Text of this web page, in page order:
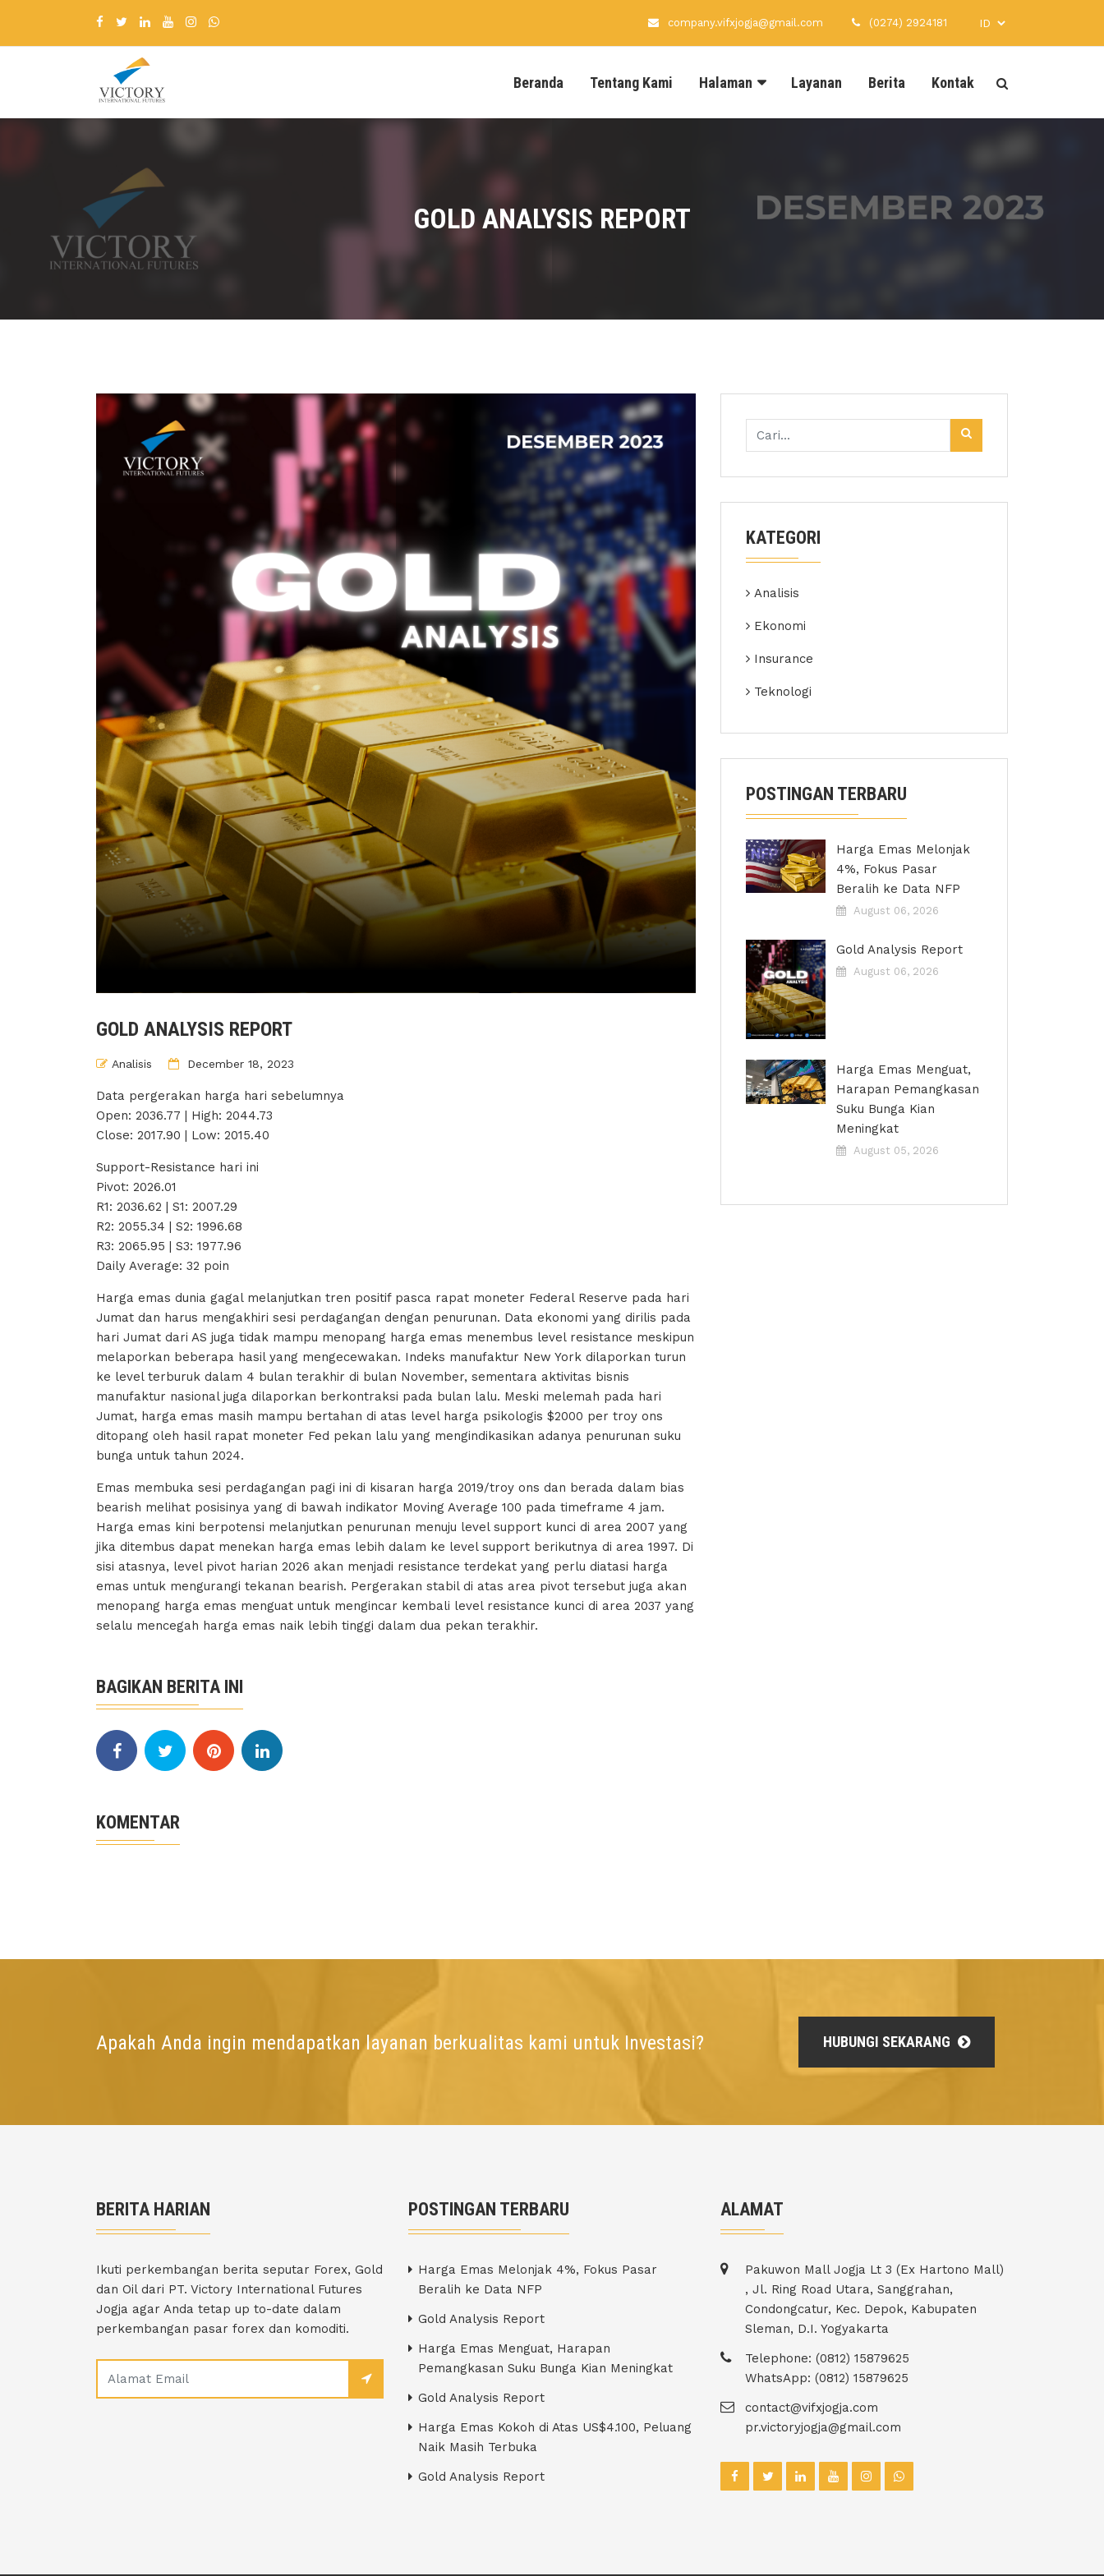
company.vifxjogja@gmail.com (0274) 2924181
Beranda Tentang Kami Halaman Layanan Berita Kontak
GOLD ANALYSIS REPORT
GOLD ANALYSIS REPORT
Analisis December 18, 2023
Data pergerakan harga hari sebelumnya
Open: 2036.77 | High: 2044.73
Close: 2017.90 | Low: 2015.40
Support-Resistance hari ini
Pivot: 2026.01
R1: 2036.62 | S1: 2007.29
R2: 2055.34 | S2: 1996.68
R3: 2065.95 | S3: 1977.96
Daily Average: 32 poin
Harga emas dunia gagal melanjutkan tren positif pasca rapat moneter Federal Reserve pada hari
Jumat dan harus mengakhiri sesi perdagangan dengan penurunan. Data ekonomi yang dirilis pada
hari Jumat dari AS juga tidak mampu menopang harga emas menembus level resistance meskipun
melaporkan beberapa hasil yang mengecewakan. Indeks manufaktur New York dilaporkan turun
ke level terburuk dalam 4 bulan terakhir di bulan November, sementara aktivitas bisnis
manufaktur nasional juga dilaporkan berkontraksi pada bulan lalu. Meski melemah pada hari
Jumat, harga emas masih mampu bertahan di atas level harga psikologis $2000 per troy ons
ditopang oleh hasil rapat moneter Fed pekan lalu yang mengindikasikan adanya penurunan suku
bunga untuk tahun 2024.
Emas membuka sesi perdagangan pagi ini di kisaran harga 2019/troy ons dan berada dalam bias
bearish melihat posisinya yang di bawah indikator Moving Average 100 pada timeframe 4 jam.
Harga emas kini berpotensi melanjutkan penurunan menuju level support kunci di area 2007 yang
jika ditembus dapat menekan harga emas lebih dalam ke level support berikutnya di area 1997. Di
sisi atasnya, level pivot harian 2026 akan menjadi resistance terdekat yang perlu diatasi harga
emas untuk mengurangi tekanan bearish. Pergerakan stabil di atas area pivot tersebut juga akan
menopang harga emas menguat untuk mengincar kembali level resistance kunci di area 2037 yang
selalu mencegah harga emas naik lebih tinggi dalam dua pekan terakhir.
BAGIKAN BERITA INI
KOMENTAR
KATEGORI
Analisis
Ekonomi
Insurance
Teknologi
POSTINGAN TERBARU
Harga Emas Melonjak
4%, Fokus Pasar
Beralih ke Data NFP
August 06, 2026
Gold Analysis Report
August 06, 2026
Harga Emas Menguat,
Harapan Pemangkasan
Suku Bunga Kian
Meningkat
August 05, 2026
Apakah Anda ingin mendapatkan layanan berkualitas kami untuk Investasi? HUBUNGI SEKARANG
BERITA HARIAN
Ikuti perkembangan berita seputar Forex, Gold
dan Oil dari PT. Victory International Futures
Jogja agar Anda tetap up to-date dalam
perkembangan pasar forex dan komoditi.
POSTINGAN TERBARU
Harga Emas Melonjak 4%, Fokus Pasar
Beralih ke Data NFP
Gold Analysis Report
Harga Emas Menguat, Harapan
Pemangkasan Suku Bunga Kian Meningkat
Gold Analysis Report
Harga Emas Kokoh di Atas US$4.100, Peluang
Naik Masih Terbuka
Gold Analysis Report
ALAMAT
Pakuwon Mall Jogja Lt 3 (Ex Hartono Mall)
, Jl. Ring Road Utara, Sanggrahan,
Condongcatur, Kec. Depok, Kabupaten
Sleman, D.I. Yogyakarta
Telephone: (0812) 15879625
WhatsApp: (0812) 15879625
contact@vifxjogja.com
pr.victoryjogja@gmail.com